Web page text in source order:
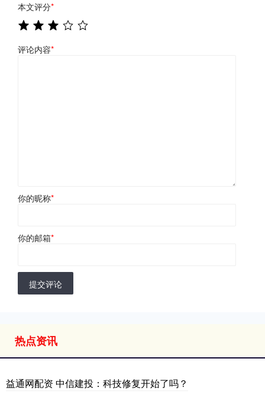
本文评分*
评论内容*
你的昵称*
你的邮箱*
提交评论
热点资讯
益通网配资 中信建投：科技修复开始了吗？